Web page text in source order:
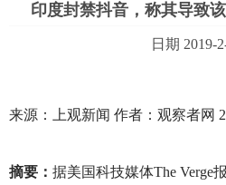
印度封禁抖音，称其导致
日期 2019-
来源：上观新闻 作者：观察者网
摘要： 据美国科技媒体The Verge